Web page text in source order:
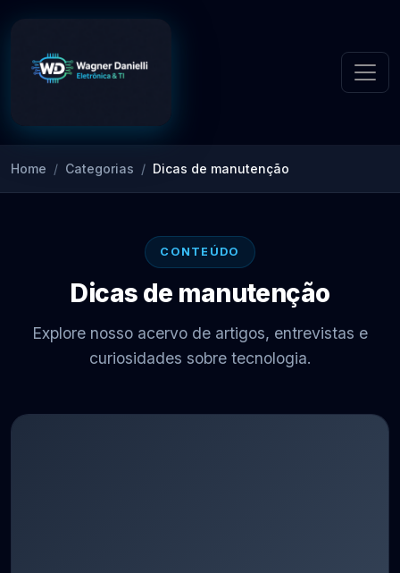
Home Categorias Dicas de manutenção
CONTEÚDO
Dicas de manutenção
Explore nosso acervo de artigos, entrevistas e
curiosidades sobre tecnologia.